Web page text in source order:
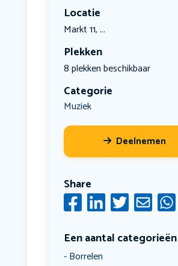
Locatie
Markt 11, ...
Plekken
8 plekken beschikbaar
Categorie
Muziek
Deelnemen
Share
Een aantal categorieën
Borrelen